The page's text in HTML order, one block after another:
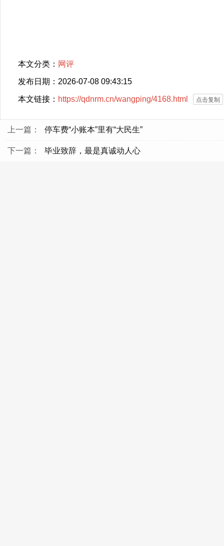
本文分类： 网评
发布日期：2026-07-08 09:43:15
本文链接： https://qdnrm.cn/wangping/4168.html 点击复制
上一篇： 停车费“小账本”里有“大民生”
下一篇： 毕业致辞，最是真诚动人心